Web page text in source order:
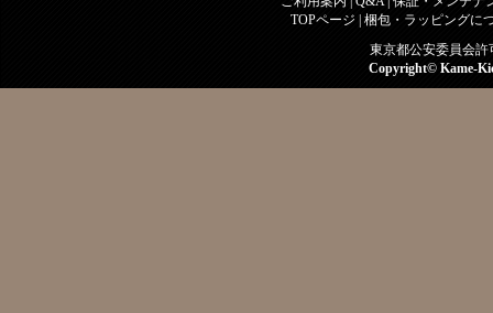
TOPページ
梱包・ラッピングに
東京都公安委員会許
Copyright© Kame-